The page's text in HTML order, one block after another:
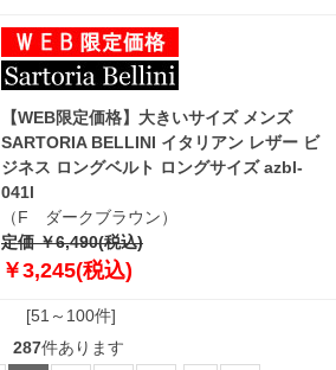
【WEB限定価格】大きいサイズ メンズ
SARTORIA BELLINI イタリアン レザー ビ
ジネス ロングベルト ロングサイズ azbl-
041l
（F ダークブラウン）
定価 ￥6,490(税込)
￥3,245(税込)
[51～100件]
287件あります